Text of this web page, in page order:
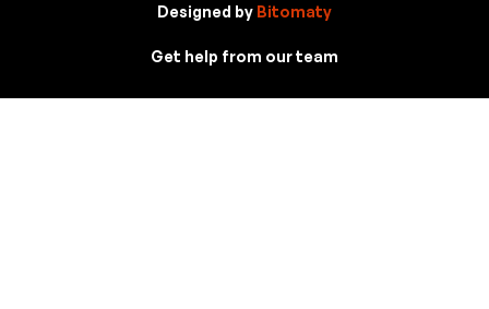
Designed by Bitomaty
Get help from our team